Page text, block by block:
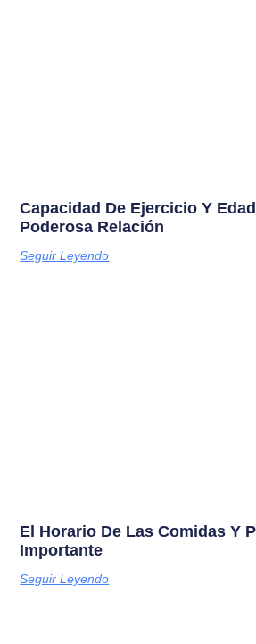
Capacidad De Ejercicio Y
Poderosa Relación
Seguir Leyendo
El Horario De Las Comidas Y
Importante
Seguir Leyendo